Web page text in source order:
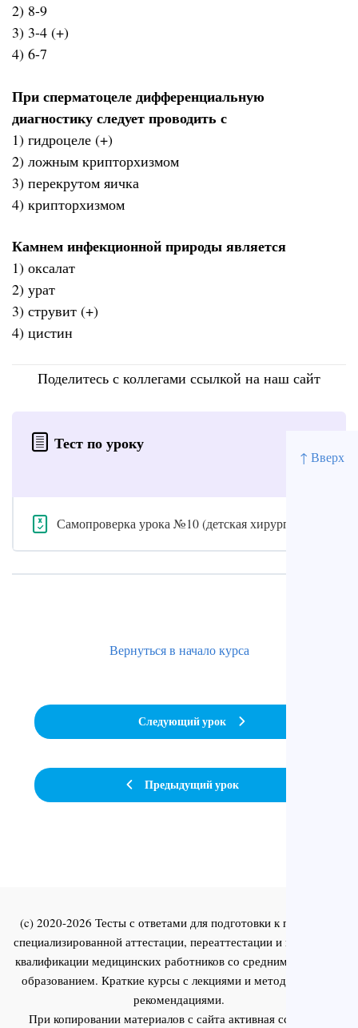
↑ Вверх
2) 8-9
3) 3-4 (+)
4) 6-7
При сперматоцеле дифференциальную
диагностику следует проводить с
1) гидроцеле (+)
2) ложным крипторхизмом
3) перекрутом яичка
4) крипторхизмом
Камнем инфекционной природы является
1) оксалат
2) урат
3) струвит (+)
4) цистин
Поделитесь с коллегами ссылкой на наш сайт
Тест по уроку
Самопроверка урока №10 (детская хирургия)
Предыдущий урок
Вернуться в начало курса
Следующий урок
(c) 2020-2026 Тесты с ответами для подготовки к первичной
специализированной аттестации, переаттестации и повышения
квалификации медицинских работников со средним и высшим
образованием. Краткие курсы с лекциями и методическими
рекомендациями.
При копировании материалов с сайта активная ссылка на